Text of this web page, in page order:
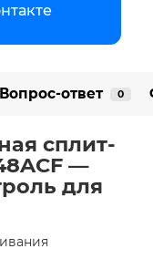
Вопрос-ответ 0
сплит-
—
для